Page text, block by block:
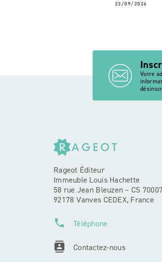
23/09/2026
Votre
Rageot Éditeur
Immeuble Louis Hachette
58 rue Jean Bleuzen – CS 70007
92178 Vanves CEDEX, France
phone Téléphone
contacts Contactez-nous